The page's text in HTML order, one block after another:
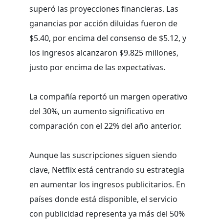
superó las proyecciones financieras. Las
ganancias por acción diluidas fueron de
$5.40, por encima del consenso de $5.12, y
los ingresos alcanzaron $9.825 millones,
justo por encima de las expectativas.
La compañía reportó un margen operativo
del 30%, un aumento significativo en
comparación con el 22% del año anterior.
Aunque las suscripciones siguen siendo
clave, Netflix está centrando su estrategia
en aumentar los ingresos publicitarios. En
países donde está disponible, el servicio
con publicidad representa ya más del 50%